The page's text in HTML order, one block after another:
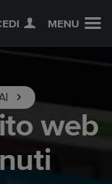
MENU
web